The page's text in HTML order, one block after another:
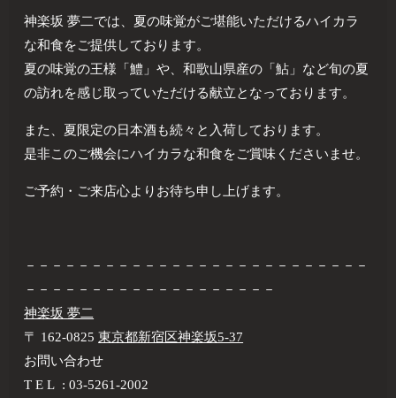
神楽坂 夢二では、夏の味覚がご堪能いただけるハイカラ
な和食をご提供しております。
夏の味覚の王様「鱧」や、和歌山県産の「鮎」など旬の夏
の訪れを感じ取っていただける献立となっております。
また、夏限定の日本酒も続々と入荷しております。
是非このご機会にハイカラな和食をご賞味くださいませ。
ご予約・ご来店心よりお待ち申し上げます。
－－－－－－－－－－－－－－－－－－－－－－－－－－
－－－－－－－－－－－－－－－－－－－
神楽坂 夢二
〒 162-0825東京都新宿区神楽坂5-37
お問い合わせ
T E L : 03-5261-2002